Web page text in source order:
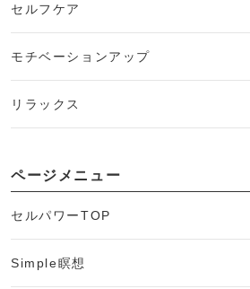
セルフケア
モチベーションアップ
リラックス
ページメニュー
セルパワーTOP
Simple瞑想